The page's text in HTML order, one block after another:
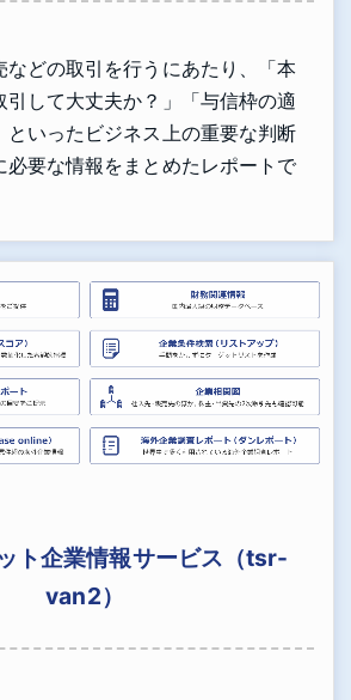
などの取引を行うにあたり、「本
引して大丈夫か？」「与信枠の適
といったビジネス上の重要な判断
必要な情報をまとめたレポートで
ト企業情報サービス（tsr-
van2）